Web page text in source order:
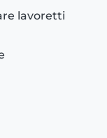
lavoretti